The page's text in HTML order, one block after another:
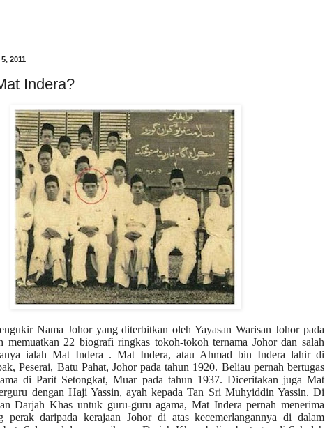
2011
Indera?
Nama Johor yang diterbitkan oleh Yayasan Warisan Johor pada
memuatkan 22 biografi ringkas tokoh-tokoh ternama Johor dan salah
ialah Mat Indera . Mat Indera, atau Ahmad bin Indera lahir di
Peserai, Batu Pahat, Johor pada tahun 1920. Beliau pernah bertugas
di Parit Setongkat, Muar pada tahun 1937. Diceritakan juga Mat
dengan Haji Yassin, ayah kepada Tan Sri Muhyiddin Yassin. Di
Darjah Khas untuk guru-guru agama, Mat Indera pernah menerima
perak daripada kerajaan Johor di atas kecemerlangannya di dalam